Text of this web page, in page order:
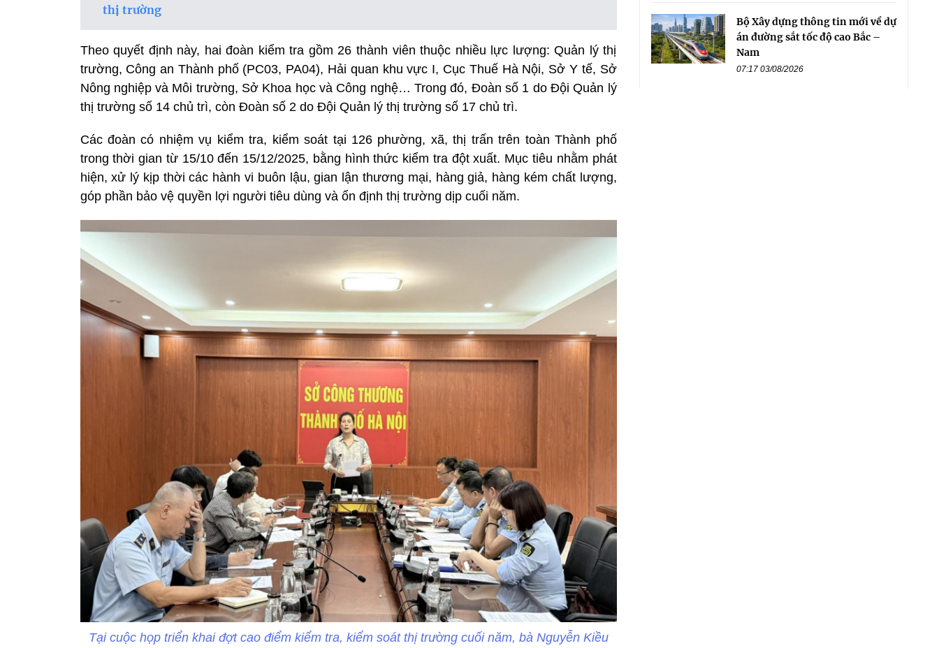
thị trường
Theo quyết định này, hai đoàn kiểm tra gồm 26 thành viên thuộc nhiều lực lượng: Quản lý thị
trường, Công an Thành phố (PC03, PA04), Hải quan khu vực I, Cục Thuế Hà Nội, Sở Y tế, Sở
Nông nghiệp và Môi trường, Sở Khoa học và Công nghệ… Trong đó, Đoàn số 1 do Đội Quản lý
thị trường số 14 chủ trì, còn Đoàn số 2 do Đội Quản lý thị trường số 17 chủ trì.
Các đoàn có nhiệm vụ kiểm tra, kiểm soát tại 126 phường, xã, thị trấn trên toàn Thành phố
trong thời gian từ 15/10 đến 15/12/2025, bằng hình thức kiểm tra đột xuất. Mục tiêu nhằm phát
hiện, xử lý kịp thời các hành vi buôn lậu, gian lận thương mại, hàng giả, hàng kém chất lượng,
góp phần bảo vệ quyền lợi người tiêu dùng và ổn định thị trường dịp cuối năm.
Tại cuộc họp triển khai đợt cao điểm kiểm tra, kiểm soát thị trường cuối năm, bà Nguyễn Kiều
Bộ Xây dựng thông tin mới về dự
án đường sắt tốc độ cao Bắc –
Nam
07:17 03/08/2026